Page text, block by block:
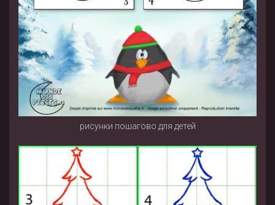
рисунки пошагово для детей